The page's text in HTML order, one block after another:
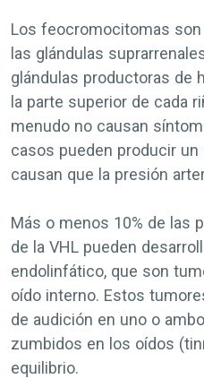
Los feocromocitomas
las glándulas
glándulas productoras de
la parte superior de cada
menudo no causan
casos pueden producir
causan que la presión
Más o menos 10% de las
de la VHL pueden
endolinfático, que son
oído interno. Estos
de audición en uno o
zumbidos en los oídos
equilibrio.